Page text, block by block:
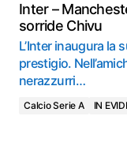
Inter –
sorride Chivu
L’Inter inaugura la
prestigio.
nerazzurri…
Calcio Serie A IN